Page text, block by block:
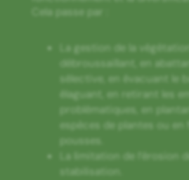
Cela passe par :
La gestion de la
débroussaillant, en
sélective, en évacuant le
élaguant, en retirant les
problématiques, en
espèces de plantes ou en
pousses.
La limitation de l’érosion
stabilisation.